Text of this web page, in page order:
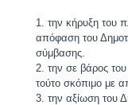
την κήρυξη του
απόφαση του
σύμβασης.
την σε βάρος
τούτο σκόπιμο με
την αξίωση του